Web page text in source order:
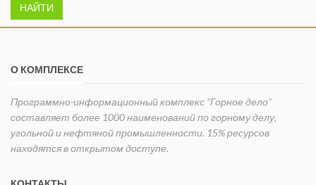
НАЙТИ
О КОМПЛЕКСЕ
Программно-информационный комплекс "Горное дело"
составляет более 1000 наименований по горному делу,
угольной и нефтяной промышленности. 15% ресурсов
находятся в открытом доступе.